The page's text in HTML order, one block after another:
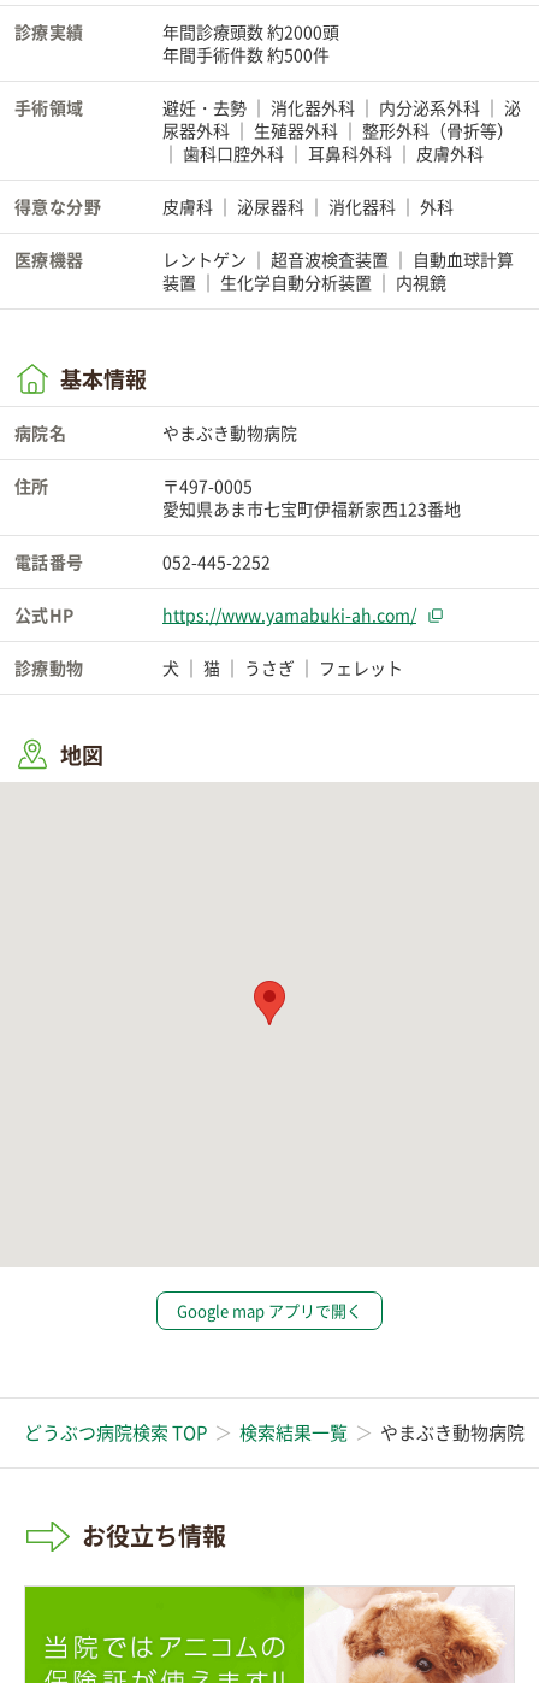
診療実績
年間診療頭数 約2000頭
年間手術件数 約500件
手術領域 避妊・去勢 消化器外科 内分泌系外科
泌
尿器外科
生殖器外科
整形外科（骨折等）
歯科口腔外科
耳鼻科外科 皮膚外科
得意な分野 皮膚科 泌尿器科 消化器科 外科
医療機器 レントゲン 超音波検査装置
自動血球計算
装置
生化学自動分析装置 内視鏡
基本情報
病院名 やまぶき動物病院
住所
〒497-0005
愛知県あま市七宝町伊福新家西123番地
電話番号 052-445-2252
公式HP https://www.yamabuki-ah.com/
診療動物 犬 猫 うさぎ フェレット
地図
Google map アプリで開く
どうぶつ病院検索 TOP 検索結果一覧 やまぶき動物病院
お役立ち情報